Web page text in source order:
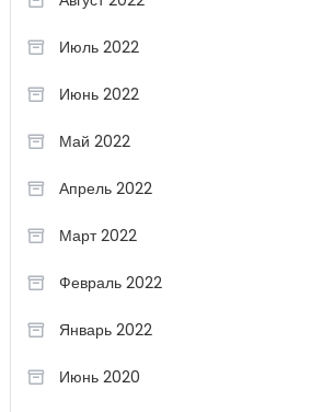
Июль 2022
Июнь 2022
Май 2022
Апрель 2022
Март 2022
Февраль 2022
Январь 2022
Июнь 2020